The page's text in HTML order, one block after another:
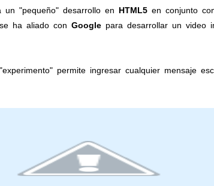
"pequeño" desarrollo en HTML5en conjunto
se ha aliado con Googlepara desarrollar un video
permite ingresar cualquier mensaje